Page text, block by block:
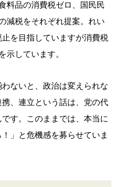
料品の消費税ゼロ、国民民
減税をそれぞれ提案。れい
を目指していますが消費税
示しています。
ないと、政治は変えられな
、連立という話は、党の代
す。このままでは、本当に
」と危機感を募らせていま